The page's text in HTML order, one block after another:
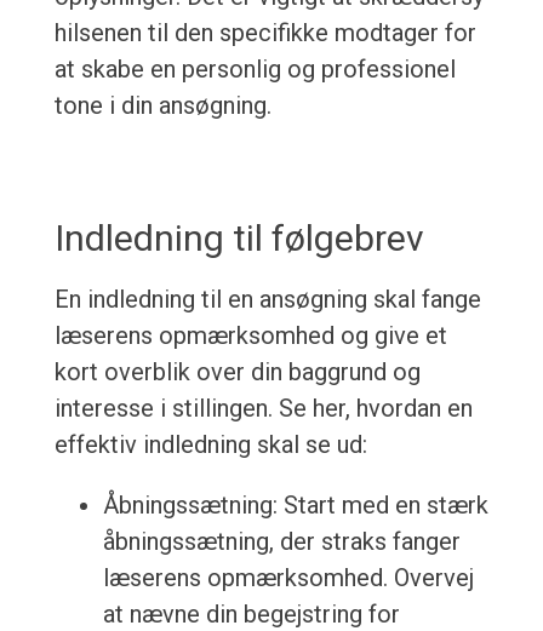
hilsenen til den specifikke modtager for
at skabe en personlig og professionel
tone i din ansøgning.
Indledning til følgebrev
En indledning til en ansøgning skal fange
læserens opmærksomhed og give et
kort overblik over din baggrund og
interesse i stillingen. Se her, hvordan en
effektiv indledning skal se ud:
Åbningssætning: Start med en stærk
åbningssætning, der straks fanger
læserens opmærksomhed. Overvej
at nævne din begejstring for